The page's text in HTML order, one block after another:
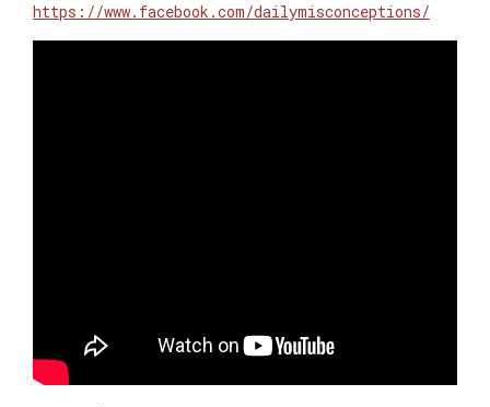
https://www.facebook.com/dailymisconceptions/